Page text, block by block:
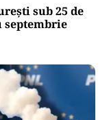
sub 25 de
septembrie